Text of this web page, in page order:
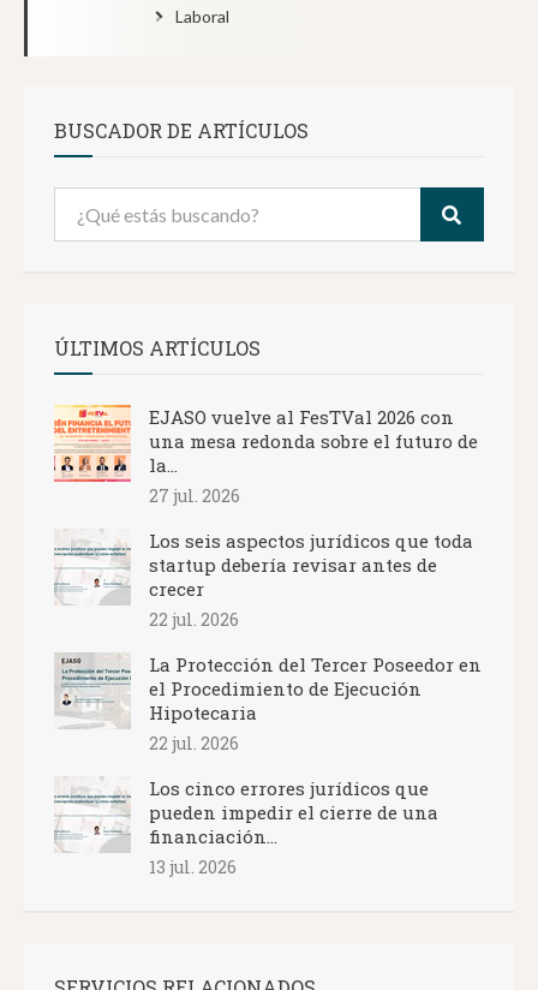
Laboral
BUSCADOR DE ARTÍCULOS
ÚLTIMOS ARTÍCULOS
EJASO vuelve al FesTVal 2026 con
una mesa redonda sobre el futuro de
la...
27 jul. 2026
Los seis aspectos jurídicos que toda
startup debería revisar antes de
crecer
22 jul. 2026
La Protección del Tercer Poseedor en
el Procedimiento de Ejecución
Hipotecaria
22 jul. 2026
Los cinco errores jurídicos que
pueden impedir el cierre de una
financiación...
13 jul. 2026